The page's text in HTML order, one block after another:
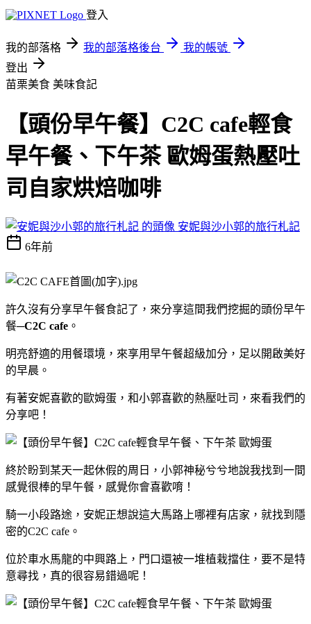
登入
我的部落格 我的部落格後台
我的帳號
登出
苗栗美食 美味食記
【頭份早午餐】C2C cafe輕食
早午餐、下午茶 歐姆蛋熱壓吐
司自家烘焙咖啡
安妮與沙小郭的旅行札記
6年前
許久沒有分享早午餐食記了，來分享這間我們挖掘的頭份早午
餐─C2C cafe 。
明亮舒適的用餐環境，來享用早午餐超級加分，足以開啟美好
的早晨。
有著安妮喜歡的歐姆蛋，和小郭喜歡的熱壓吐司，來看我們的
分享吧！
終於盼到某天一起休假的周日，小郭神秘兮兮地說我找到一間
感覺很棒的早午餐，感覺你會喜歡唷！
騎一小段路途，安妮正想說這大馬路上哪裡有店家，就找到隱
密的C2C cafe。
位於車水馬龍的中興路上，門口還被一堆植栽擋住，要不是特
意尋找，真的很容易錯過呢！